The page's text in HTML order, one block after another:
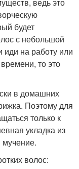
ведь это
будет
с небольшой
иди на работу или
то это
в домашних
Поэтому для
только к
укладка из
мучение.
волос: